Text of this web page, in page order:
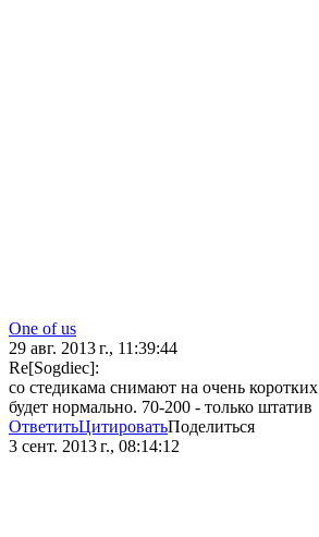
One of us
29 авг. 2013 г., 11:39:44
Re[Sogdiec]:
со стедикама снимают на очень
будет нормально. 70-200 - только штатив
ОтветитьЦитироватьПоделиться
3 сент. 2013 г., 08:14:12